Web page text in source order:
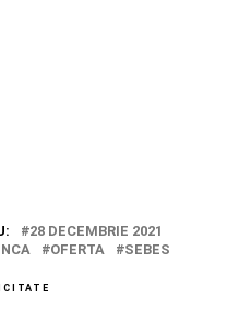
28 DECEMBRIE 2021
OFERTA SEBES